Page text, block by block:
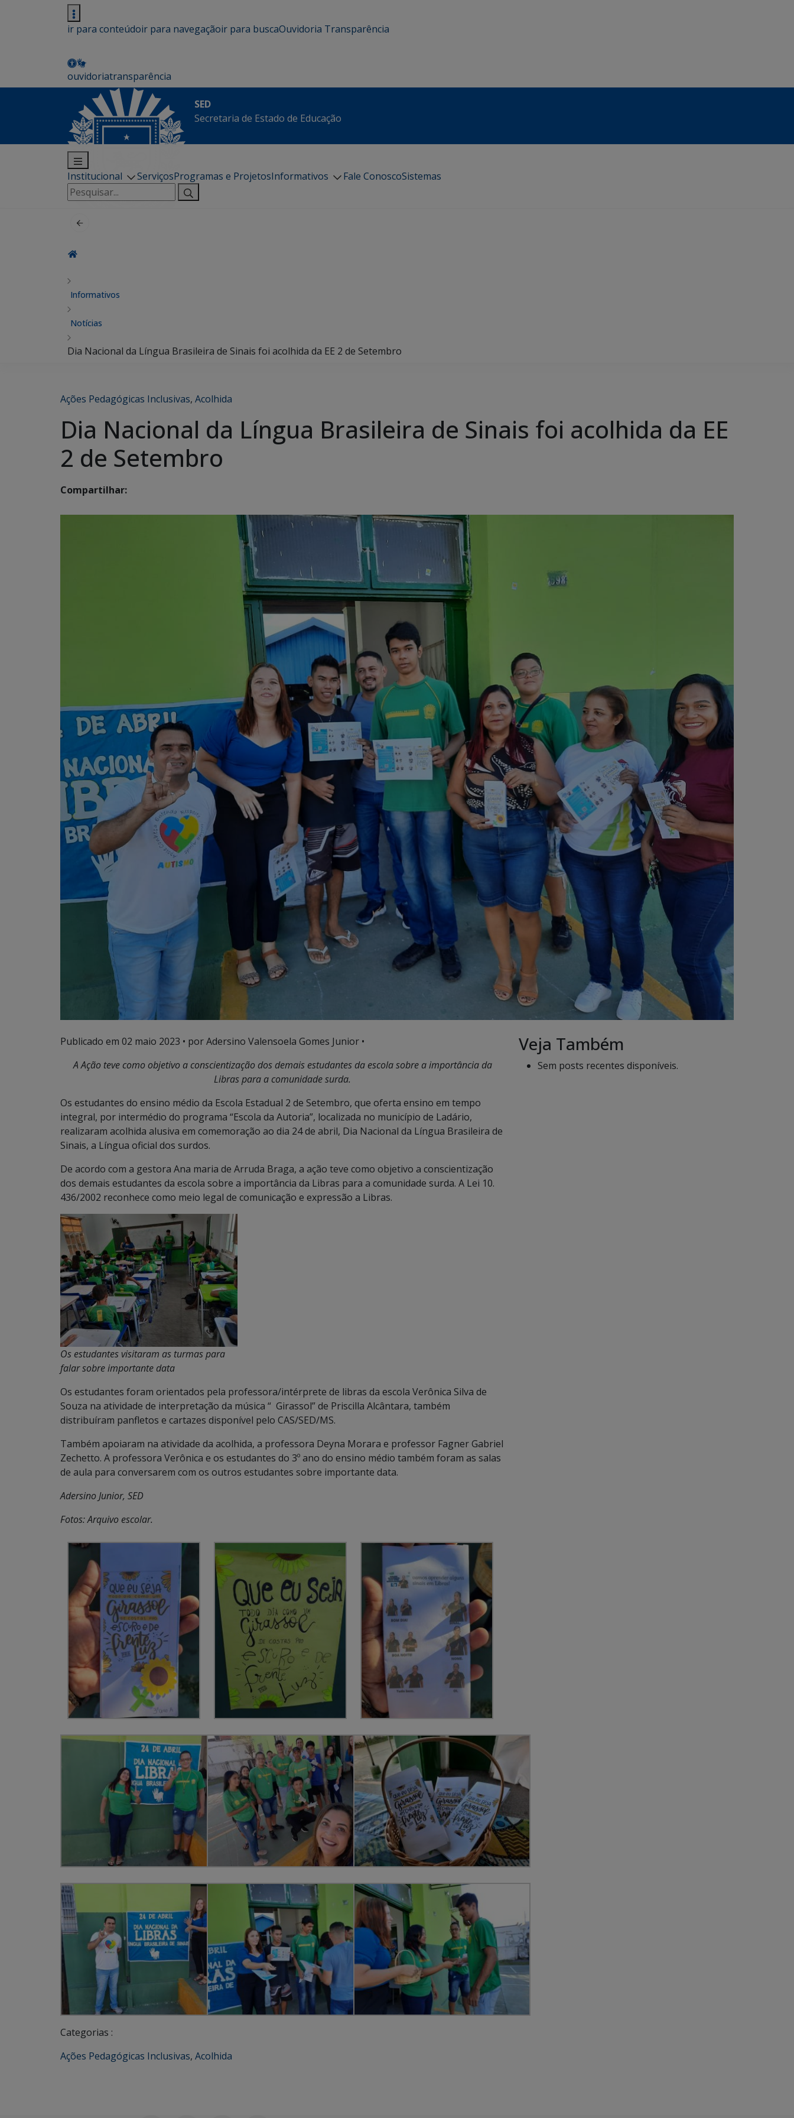
ir para conteúdoir para navegaçãoir para buscaOuvidoria Transparência
ouvidoriatransparência
SED
Secretaria de Estado de Educação
Institucional ServiçosProgramas e ProjetosInformativos Fale ConoscoSistemas
Pesquisar
por:
Informativos
Notícias
Dia Nacional da Língua Brasileira de Sinais foi acolhida da EE 2 de Setembro
Ações Pedagógicas Inclusivas, Acolhida
Dia Nacional da Língua Brasileira de Sinais foi acolhida da EE
2 de Setembro
Compartilhar:
Publicado em 02 maio 2023 • por Adersino Valensoela Gomes Junior •
A Ação teve como objetivo a conscientização dos demais estudantes da escola sobre a importância da
Libras para a comunidade surda.
Os estudantes do ensino médio da Escola Estadual 2 de Setembro, que oferta ensino em tempo
integral, por intermédio do programa “Escola da Autoria”, localizada no município de Ladário,
realizaram acolhida alusiva em comemoração ao dia 24 de abril, Dia Nacional da Língua Brasileira de
Sinais, a Língua oficial dos surdos.
De acordo com a gestora Ana maria de Arruda Braga, a ação teve como objetivo a conscientização
dos demais estudantes da escola sobre a importância da Libras para a comunidade surda. A Lei 10.
436/2002 reconhece como meio legal de comunicação e expressão a Libras.
Os estudantes visitaram as turmas para
falar sobre importante data
Os estudantes foram orientados pela professora/intérprete de libras da escola Verônica Silva de
Souza na atividade de interpretação da música “ Girassol” de Priscilla Alcântara, também
distribuíram panfletos e cartazes disponível pelo CAS/SED/MS.
Também apoiaram na atividade da acolhida, a professora Deyna Morara e professor Fagner Gabriel
Zechetto. A professora Verônica e os estudantes do 3º ano do ensino médio também foram as salas
de aula para conversarem com os outros estudantes sobre importante data.
Adersino Junior, SED
Fotos: Arquivo escolar.
Categorias :
Ações Pedagógicas Inclusivas, Acolhida
Veja Também
Sem posts recentes disponíveis.